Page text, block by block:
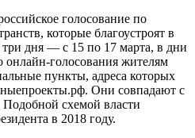
голосование по
которые благоустроят в
три дня — с 15 по 17 марта, в дни
онлайн-голосования жителям
пункты, адреса которых
Они совпадают с
схемой власти
в 2018 году.